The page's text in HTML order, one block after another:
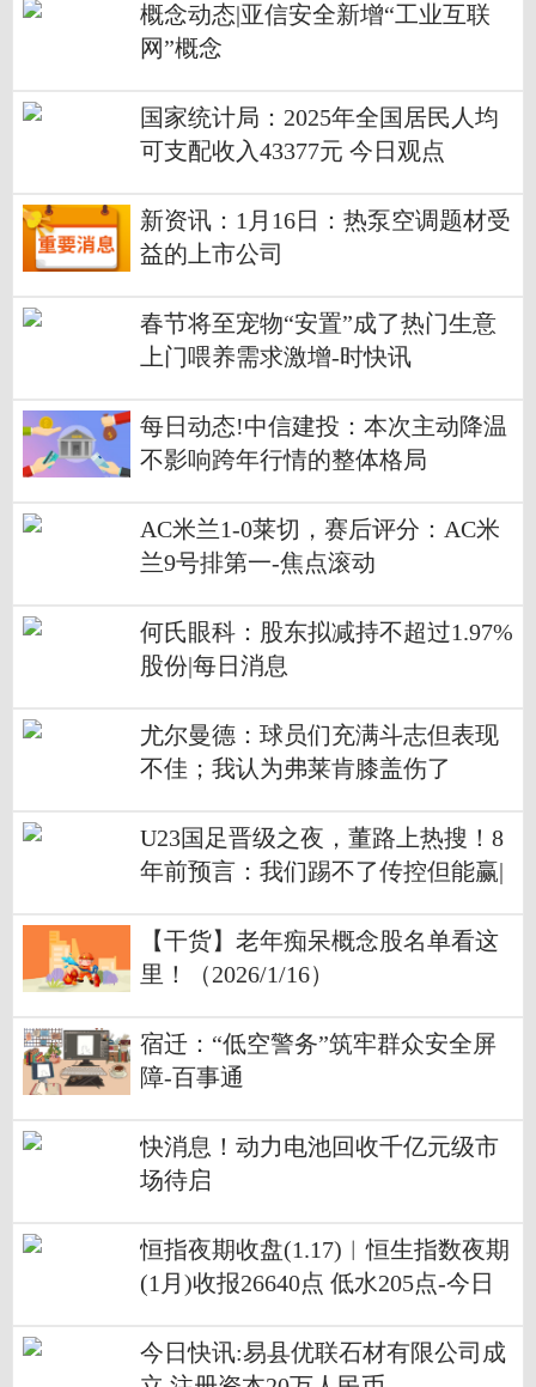
概念动态|亚信安全新增“工业互联
网”概念
国家统计局：2025年全国居民人均
可支配收入43377元 今日观点
新资讯：1月16日：热泵空调题材受
益的上市公司
春节将至宠物“安置”成了热门生意
上门喂养需求激增-时快讯
每日动态!中信建投：本次主动降温
不影响跨年行情的整体格局
AC米兰1-0莱切，赛后评分：AC米
兰9号排第一-焦点滚动
何氏眼科：股东拟减持不超过1.97%
股份|每日消息
尤尔曼德：球员们充满斗志但表现
不佳；我认为弗莱肯膝盖伤了
U23国足晋级之夜，董路上热搜！8
年前预言：我们踢不了传控但能赢|
【干货】老年痴呆概念股名单看这
里！（2026/1/16）
宿迁：“低空警务”筑牢群众安全屏
障-百事通
快消息！动力电池回收千亿元级市
场待启
恒指夜期收盘(1.17)︱恒生指数夜期
(1月)收报26640点 低水205点-今日
今日快讯:易县优联石材有限公司成